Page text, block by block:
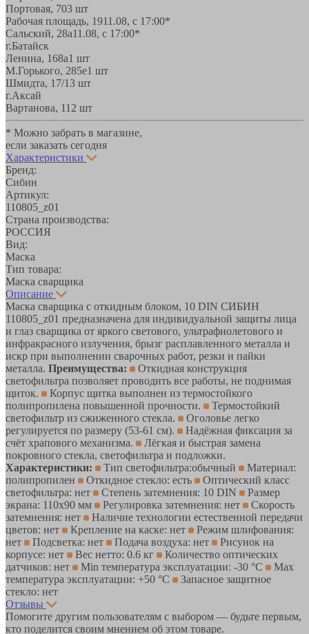
Портовая, 703 шт
Рабочая площадь, 1911.08, с 17:00*
Сальский, 28a11.08, с 17:00*
г.Батайск
Ленина, 168а1 шт
М.Горького, 285е1 шт
Шмидта, 17/13 шт
г.Аксай
Вартанова, 11 2 шт
* Можно забрать в магазине,
если заказать сегодня
Характеристики
Бренд:
Сибин
Артикул:
110805_z01
Страна производства:
РОССИЯ
Вид:
Маска
Тип товара:
Маска сварщика
Описание
Маска сварщика с откидным блоком, 10 DIN СИБИН
110805_z01 предназначена для индивидуальной защиты лица
и глаз сварщика от яркого светового, ультрафиолетового и
инфракрасного излучения, брызг расплавленного металла и
искр при выполнении сварочных работ, резки и пайки
металла. Преимущества:
Откидная конструкция
светофильтра позволяет проводить все работы, не поднимая
щиток.
Корпус щитка выполнен из термостойкого
полипропилена повышенной прочности.
Термостойкий
светофильтр из сжиженного стекла.
Оголовье легко
регулируется по размеру (53-61 см).
Надёжная фиксация за
счёт храпового механизма.
Лёгкая и быстрая замена
покровного стекла, светофильтра и подложки.
Характеристики:
Тип светофильтра:обычный
Материал:
полипропилен
Откидное стекло: есть
Оптический класс
светофильтра: нет
Степень затемнения: 10 DIN
Размер
экрана: 110х90 мм
Регулировка затемнения: нет
Скорость
затемнения: нет
Наличие технологии естественной передачи
цветов: нет
Крепление на каске: нет
Режим шлифования:
нет
Подсветка: нет Подача воздуха: нет
Рисунок на
корпусе: нет
Вес нетто: 0.6 кг
Количество оптических
датчиков: нет
Min температура эксплуатации: -30 °С
Мах
температура эксплуатации: +50 °С
Запасное защитное
стекло: нет
Отзывы
Помогите другим пользователям с выбором — будьте первым,
кто поделится своим мнением об этом товаре.